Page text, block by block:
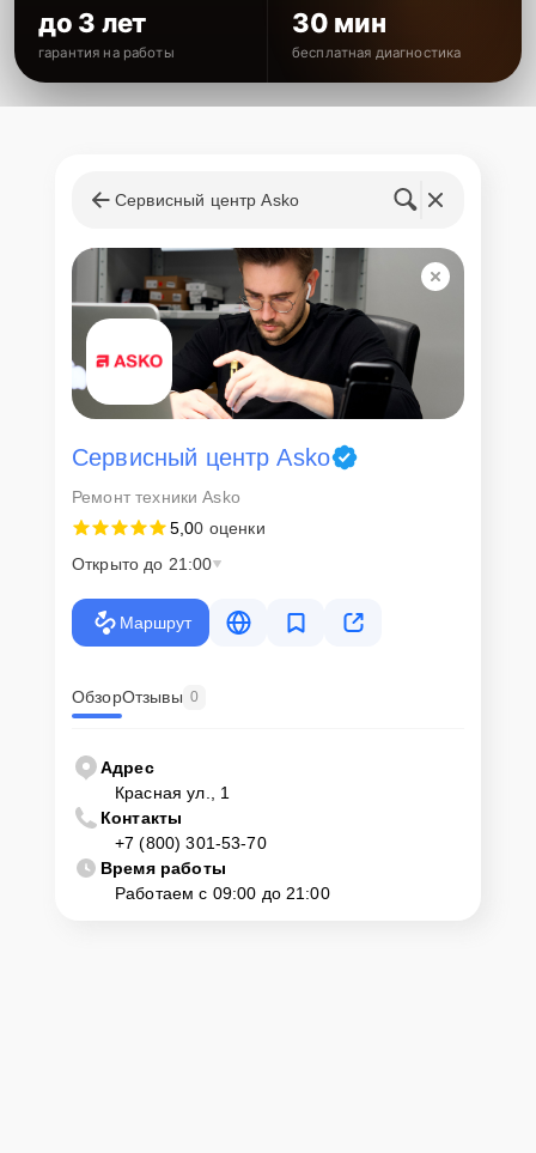
до 3 лет
гарантия на работы
30 мин
бесплатная диагностика
Сервисный центр Asko
Сервисный центр Asko
Ремонт техники Asko
5,00 оценки
Открыто до 21:00
Маршрут
ОбзорОтзывы 0
Адрес
Красная ул., 1
Контакты
+7 (800) 301-53-70
Время работы
Работаем с 09:00 до 21:00